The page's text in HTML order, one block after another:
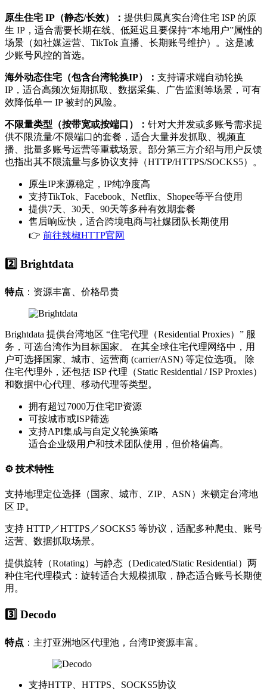
原生住宅 IP（静态/长效）： 提供归属真实台湾住宅 ISP 的原
生 IP，适合需要长期在线、低延迟且要保持“本地用户”属性的
场景（如社媒运营、TikTok 直播、长期账号维护）。这是减
少账号风控的首选。
海外动态住宅（包含台湾轮换IP）： 支持请求端自动轮换
IP，适合高频次短期抓取、数据采集、广告监测等场景，可有
效降低单一 IP 被封的风险。
不限量类型（按带宽或按端口）： 针对大并发或多账号需求提
供不限流量/不限端口的套餐，适合大量并发抓取、视频直
播、批量多账号运营等重载场景。部分第三方介绍与用户反馈
也指出其不限流量与多协议支持（HTTP/HTTPS/SOCKS5）。
原生IP来源稳定，IP纯净度高
支持TikTok、Facebook、Netflix、Shopee等平台使用
提供7天、30天、90天等多种有效期套餐
售后响应快，适合跨境电商与社媒团队长期使用
👉 前往辣椒HTTP官网
2️⃣ Brightdata
特点 ：资源丰富、价格昂贵
Brightdata 提供台湾地区 “住宅代理（Residential Proxies）” 服
务，可选台湾作为目标国家。 在其全球住宅代理网络中，用
户可选择国家、城市、运营商 (carrier/ASN) 等定位选项。 除
住宅代理外，还包括 ISP 代理（Static Residential / ISP Proxies）
和数据中心代理、移动代理等类型。
拥有超过7000万住宅IP资源
可按城市或ISP筛选
支持API集成与自定义轮换策略
适合企业级用户和技术团队使用，但价格偏高。
⚙️ 技术特性
支持地理定位选择（国家、城市、ZIP、ASN）来锁定台湾地
区 IP。
支持 HTTP／HTTPS／SOCKS5 等协议，适配多种爬虫、账号
运营、数据抓取场景。
提供旋转（Rotating）与静态（Dedicated/Static Residential）两
种住宅代理模式：旋转适合大规模抓取，静态适合账号长期使
用。
3️⃣ Decodo
特点 ：主打亚洲地区代理池，台湾IP资源丰富。
支持HTTP、HTTPS、SOCKS5协议